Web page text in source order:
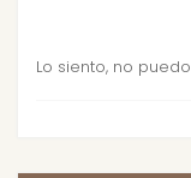
Lo siento, no